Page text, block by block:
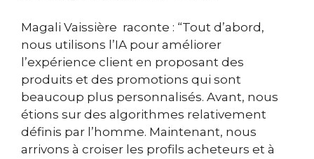
Magali Vaissière raconte : “Tout d’abord,
nous utilisons l’IA pour améliorer
l’expérience client en proposant des
produits et des promotions qui sont
beaucoup plus personnalisés. Avant, nous
étions sur des algorithmes relativement
définis par l’homme. Maintenant, nous
arrivons à croiser les profils acheteurs et à